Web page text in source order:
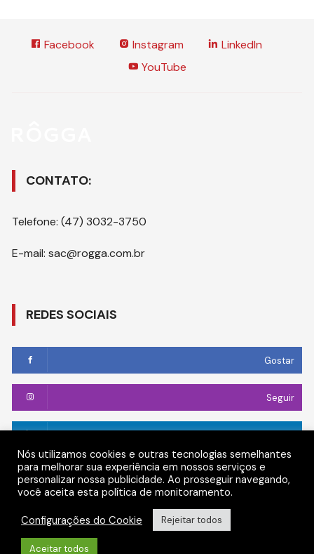
Facebook Instagram
LinkedIn
YouTube
CONTATO:
Telefone: (47) 3032-3750
E-mail: sac@rogga.com.br
REDES SOCIAIS
Gostar
Seguir
Nós utilizamos cookies e outras tecnologias semelhantes
para melhorar sua experiência em nossos serviços e
personalizar nossa publicidade. Ao prosseguir navegando,
você aceita esta política de monitoramento.
Configurações do Cookie
Rejeitar todos
Aceitar todos